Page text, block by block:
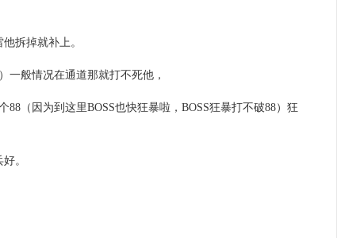
拆掉就补上。
一般情况在通道那就打不死他，
（因为到这里BOSS也快狂暴啦，BOSS狂暴打不破88）狂
。